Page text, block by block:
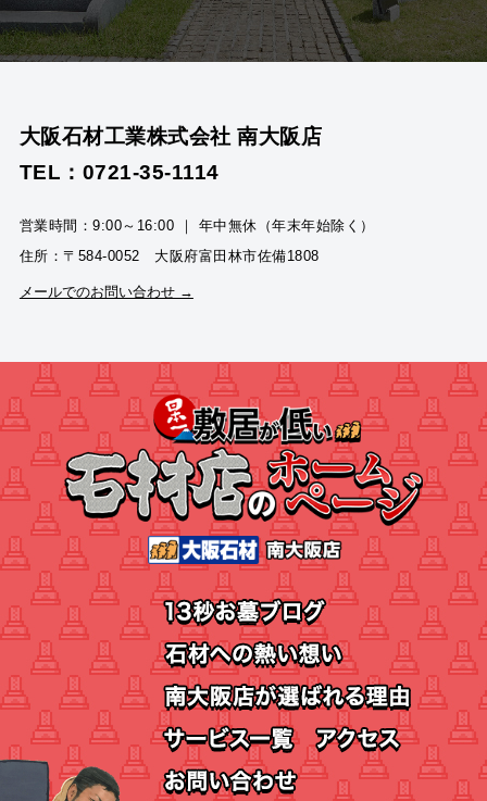
大阪石材工業株式会社 南大阪店
TEL：0721-35-1114
営業時間：9:00～16:00 ｜ 年中無休（年末年始除く）
住所：〒584-0052 大阪府富田林市佐備1808
メールでのお問い合わせ →